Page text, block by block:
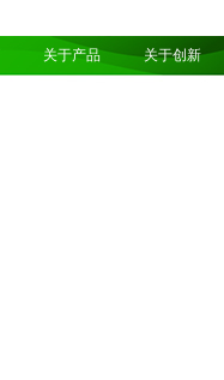
关于产品 关于创新